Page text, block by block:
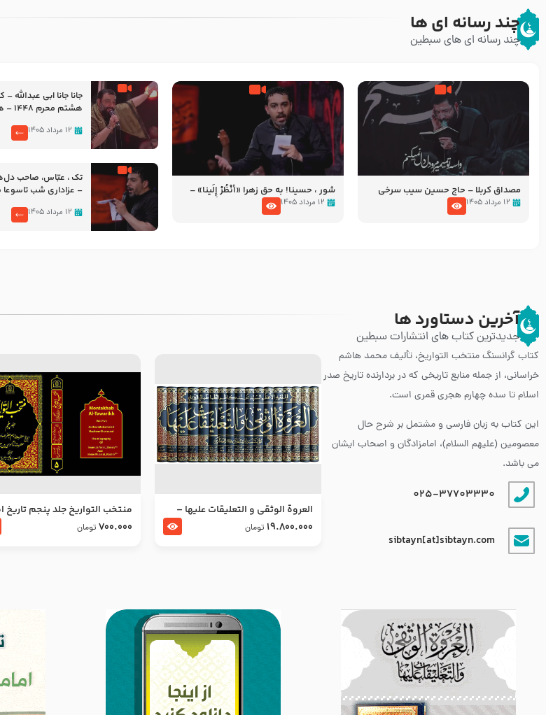
چند رسانه ای ها
چند رسانه ای های سبطین
مصداق کربلا – حاج حسین سیب سرخی
۱۲ مرداد ۱۴۰۵
شور ، حسینا! به‌ حق زهرا «أُنْظُرْ إِلَینا» –
عزاداری شب هفتم ماه محرّم 1405
۱۲ مرداد ۱۴۰۵
جانا جانا ابی
هشتم محرم 1448 – هیئت بین الحرمین طهران
۱۲ مرداد ۱۴۰۵
تک ، عبّاس، صاحب
– عزاداری شب تاسوعا 1405
۱۲ مرداد ۱۴۰۵
آخرین دستاورد ها
جدیدترین کتاب های انتشارات سبطین
کتاب گرانسنگ منتخب التواريخ، تألیف محمد هاشم
خراسانی، از جمله منابع تاریخی که در بردارنده تاریخ صدر
اسلام تا سده چهارم هجری قمری است.
این کتاب به زبان فارسی و مشتمل بر شرح حال
معصومین (علیهم السلام)، امامزادگان و اصحاب ایشان
می باشد.
025-37703330
sibtayn[at]sibtayn.com
العروة الوثقى و التعليقات عليها –
طرح جدید
19.800.000 تومان
منتخب التواریخ جلد پنجم تاریخ
جعفر صادق و امام موسی بن
700.000 تومان